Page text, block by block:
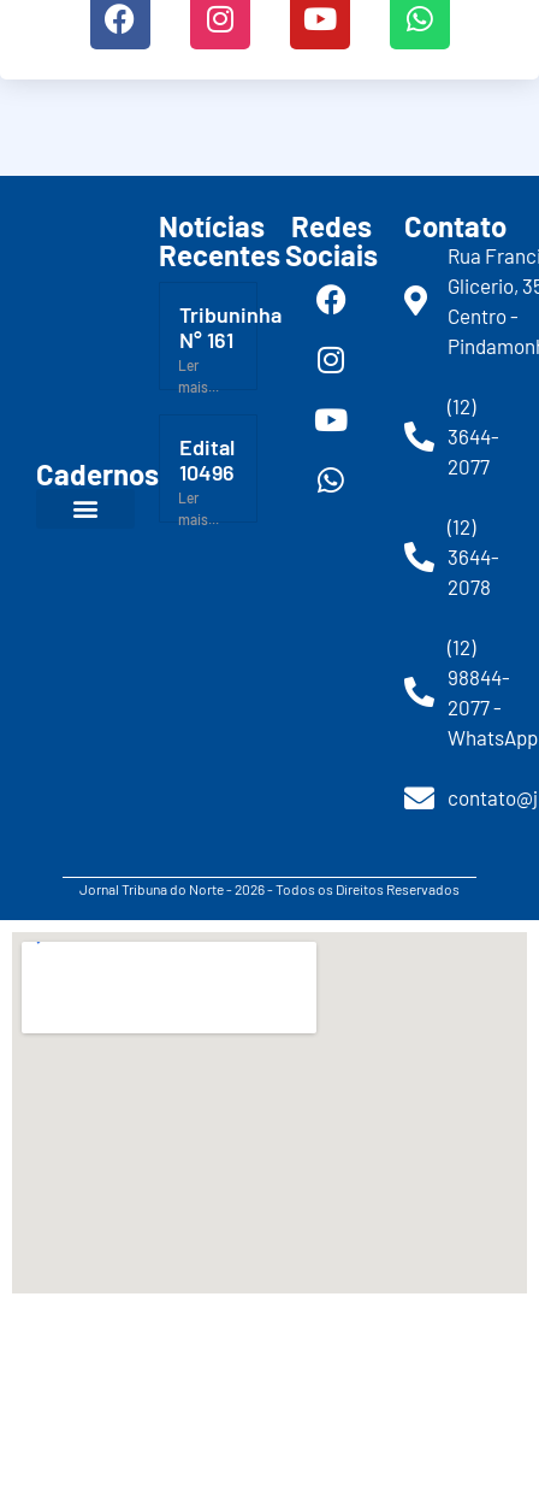
Cadernos
Notícias
Recentes
Tribuninha
N° 161
Ler
mais...
Edital
10496
Ler
mais...
Redes
Sociais
Contato
Rua
Glicerio,
Centro -
(12)
3644-
2077
(12)
3644-
2078
(12)
98844-
2077 -
WhatsApp
Jornal Tribuna do Norte - 2026 - Todos os Direitos Reservados